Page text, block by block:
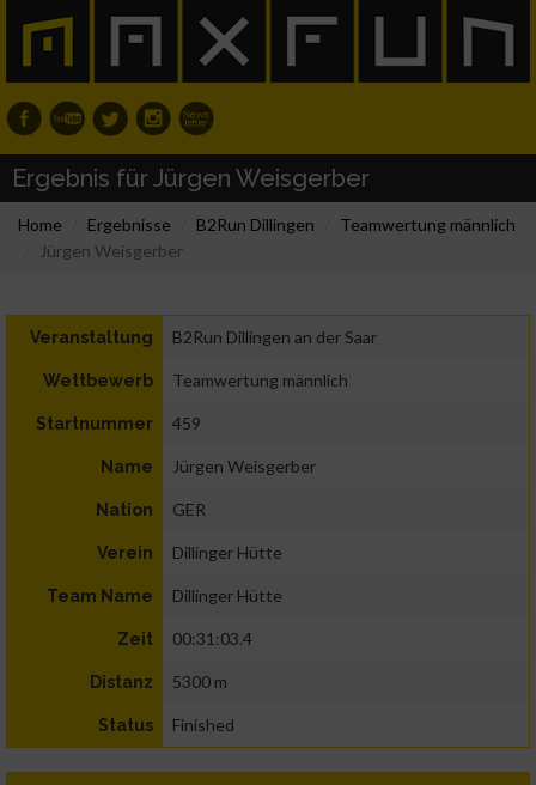
Ergebnis für Jürgen Weisgerber
Home Ergebnisse B2Run Dillingen
Teamwertung männlich
Jürgen Weisgerber
Veranstaltung B2Run Dillingen an der Saar
Wettbewerb Teamwertung männlich
Startnummer 459
Name Jürgen Weisgerber
Nation GER
Verein Dillinger Hütte
Team Name Dillinger Hütte
Zeit 00:31:03.4
Distanz 5300 m
Status Finished